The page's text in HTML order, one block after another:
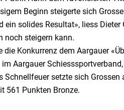
Beginn steigerte sich
solides Resultat», liess
noch steigern kann.
Konkurrenz dem Aargauer
Aargauer
Schnellfeuer setzte sich
561 Punkten Bronze.